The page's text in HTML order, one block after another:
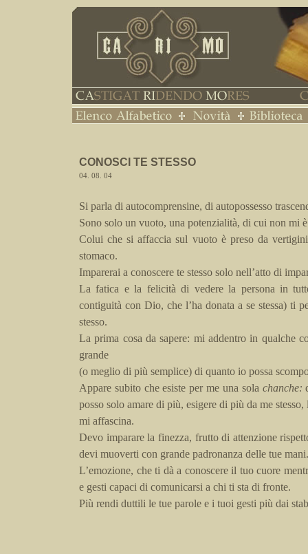
CONOSCI TE STESSO
04. 08. 04
Si parla di autocomprensine, di autopossesso
Sono solo un vuoto, una potenzialità, di cui non mi
Colui che si affaccia sul vuoto è preso da
stomaco.
Imparerai a conoscere te stesso solo nell’atto di
La fatica e la felicità di vedere la persona in
contiguità con Dio, che l’ha donata a se stessa) ti
stesso.
La prima cosa da sapere: mi addentro in qualche
grande
(o meglio di più semplice) di quanto io possa
Appare subito che esiste per me una sola chanche:
posso solo amare di più, esigere di più da me
mi affascina.
Devo imparare la finezza, frutto di attenzione
devi muoverti con grande padronanza delle tue mani.
L’emozione, che ti dà a conoscere il tuo cuore
e gesti capaci di comunicarsi a chi ti sta di fronte.
Più rendi duttili le tue parole e i tuoi gesti più dai